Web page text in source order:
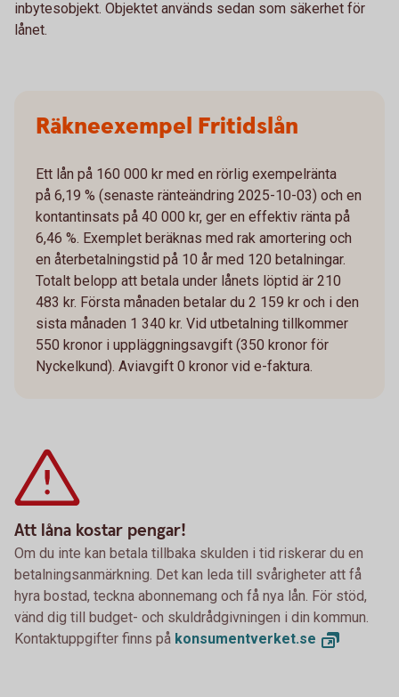
inbytesobjekt. Objektet används sedan som säkerhet för
lånet.
Räkneexempel Fritidslån
Ett lån på 160 000 kr med en rörlig exempelränta
på 6,19 % (senaste ränteändring 2025-10-03) och en
kontantinsats på 40 000 kr, ger en effektiv ränta på
6,46 %. Exemplet beräknas med rak amortering och
en återbetalningstid på 10 år med 120 betalningar.
Totalt belopp att betala under lånets löptid är 210
483 kr. Första månaden betalar du 2 159 kr och i den
sista månaden 1 340 kr. Vid utbetalning tillkommer
550 kronor i uppläggningsavgift (350 kronor för
Nyckelkund). Aviavgift 0 kronor vid e-faktura.
Att låna kostar pengar!
Om du inte kan betala tillbaka skulden i tid riskerar du en
betalningsanmärkning. Det kan leda till svårigheter att få
hyra bostad, teckna abonnemang och få nya lån. För stöd,
vänd dig till budget- och skuldrådgivningen i din kommun.
Kontaktuppgifter finns på konsumentverket.se